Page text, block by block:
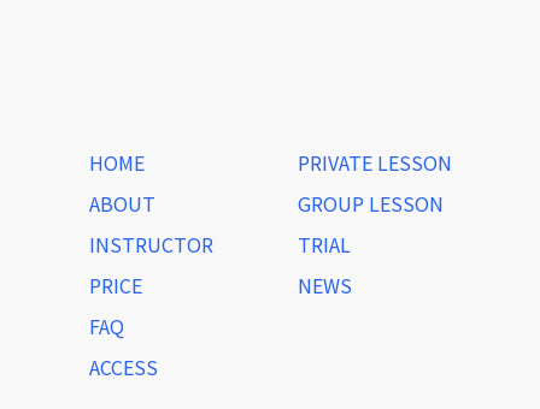
HOME
ABOUT
INSTRUCTOR
PRICE
FAQ
ACCESS
PRIVATE LESSON
GROUP LESSON
TRIAL
NEWS